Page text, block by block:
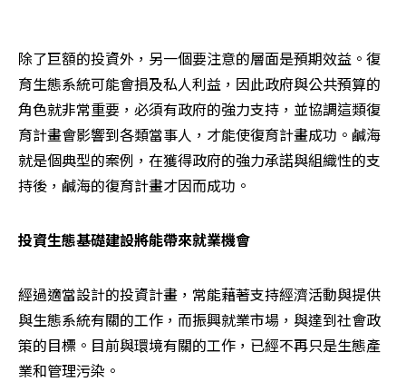
除了巨額的投資外，另一個要注意的層面是預期效益。復
育生態系統可能會損及私人利益，因此政府與公共預算的
角色就非常重要，必須有政府的強力支持，並協調這類復
育計畫會影響到各類當事人，才能使復育計畫成功。鹹海
就是個典型的案例，在獲得政府的強力承諾與組織性的支
持後，鹹海的復育計畫才因而成功。
投資生態基礎建設將能帶來就業機會
經過適當設計的投資計畫，常能藉著支持經濟活動與提供
與生態系統有關的工作，而振興就業市場，與達到社會政
策的目標。目前與環境有關的工作，已經不再只是生態產
業和管理污染。